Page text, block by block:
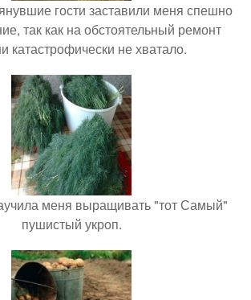
гости заставили меня спешно
так как на обстоятельный ремонт
катастрофически не хватало.
меня выращивать "тот Самый"
пушистый укроп.